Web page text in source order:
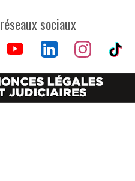
réseaux sociaux